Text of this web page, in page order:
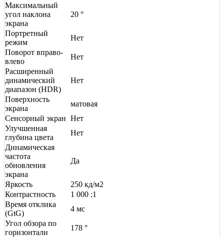
Максимальный
угол наклона
экрана
20 °
Портретный
режим
Нет
Поворот вправо-
влево
Нет
Расширенный
динамический
диапазон (HDR)
Нет
Поверхность
экрана
матовая
Сенсорный экран Нет
Улучшенная
глубина цвета
Нет
Динамическая
частота
обновления
экрана
Да
Яркость
250 кд/м2
Контрастность
1 000 :1
Время отклика
(GtG)
4 мс
Угол обзора по
горизонтали
178 °